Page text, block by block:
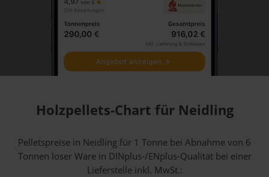
Holzpellets-Chart für Neidling
Pelletspreise in Neidling für 1 Tonne bei Abnahmevon 6
Tonnen loser Warein DINplus-/ENplus-Qualität bei einer
Lieferstelle inkl. MwSt.: